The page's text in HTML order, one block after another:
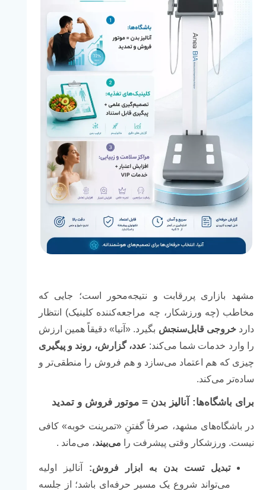
مشهد بازاری پررقابت و نتیجه‌محور است؛ جایی که
مخاطب (چه ورزشکار، چه مراجعه‌کننده کلینیک) انتظار
داردخروجی قابل‌سنجش بگیرد. «آنیا» دقیقاً همین ارزش
را وارد خدمات شما می‌کند: عدد، گزارش، روند و پیگیری
چیزی که هم اعتماد می‌سازد و هم فروش را منطقی‌تر و
ساده‌تر می‌کند.
برای باشگاه‌ها: آنالیز بدن = موتور فروش و تمدید
در باشگاه‌های مشهد، صرفاً گفتنِ «تمرینت خوبه» کافی
نیست. ورزشکار وقتی پیشرفت را می‌بیند، می‌ماند .
تبدیل تست بدن به ابزار فروش: آنالیز اولیه
می‌تواند شروع یک مسیر حرفه‌ای باشد؛ از جلسه